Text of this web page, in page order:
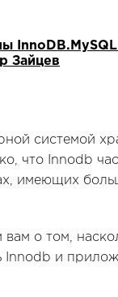
Зайцев
системой
что Innodb
имеющих
о том,
Innodb и